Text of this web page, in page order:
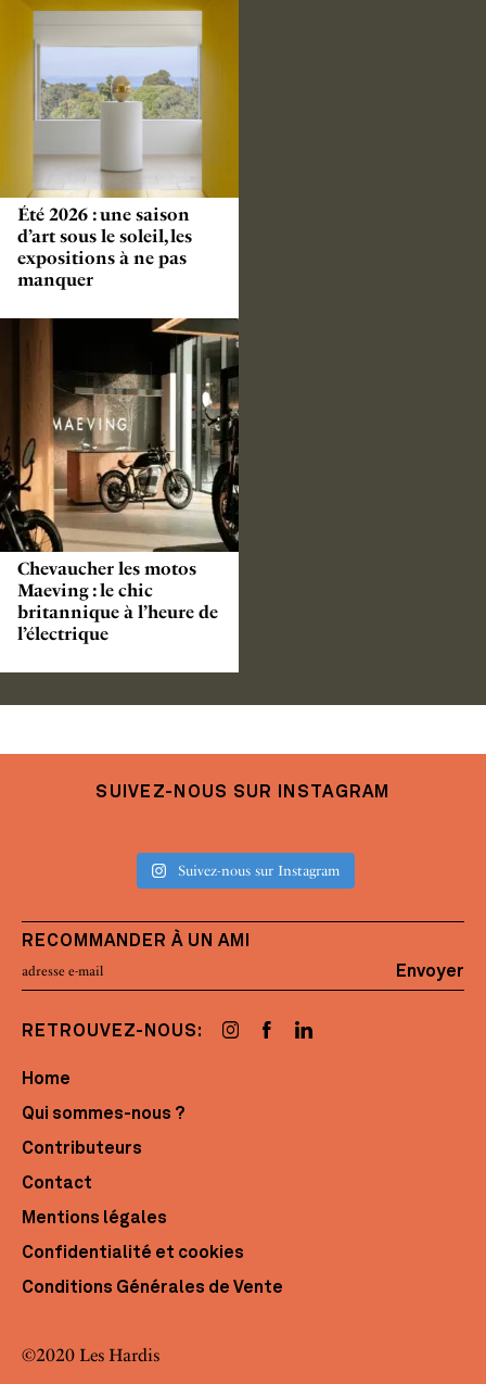
Été 2026 : une saison
d’art sous le soleil, les
expositions à ne pas
manquer
Chevaucher les motos
Maeving : le chic
britannique à l’heure de
l’électrique
SUIVEZ-NOUS SUR INSTAGRAM
Suivez-nous sur Instagram
RECOMMANDER À UN AMI
Envoyer
RETROUVEZ-NOUS:
Home
Qui sommes-nous ?
Contributeurs
Contact
Mentions légales
Confidentialité et cookies
Conditions Générales de Vente
©2020 Les Hardis